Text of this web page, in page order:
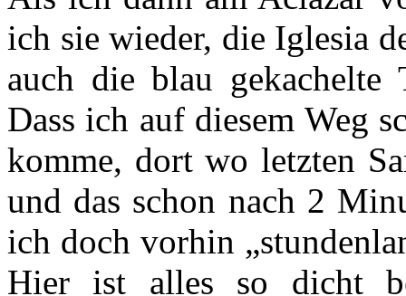
ich sie wieder, die Iglesia
auch die blau gekachelte
Dass ich auf diesem Weg
komme, dort wo letzten
und das schon nach 2
ich doch vorhin
Hier ist alles so dicht